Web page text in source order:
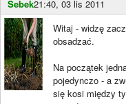
Sebek21:40, 03 lis 2011
Witaj - widzę
obsadzać.
Na początek
pojedynczo - a
się kosi między